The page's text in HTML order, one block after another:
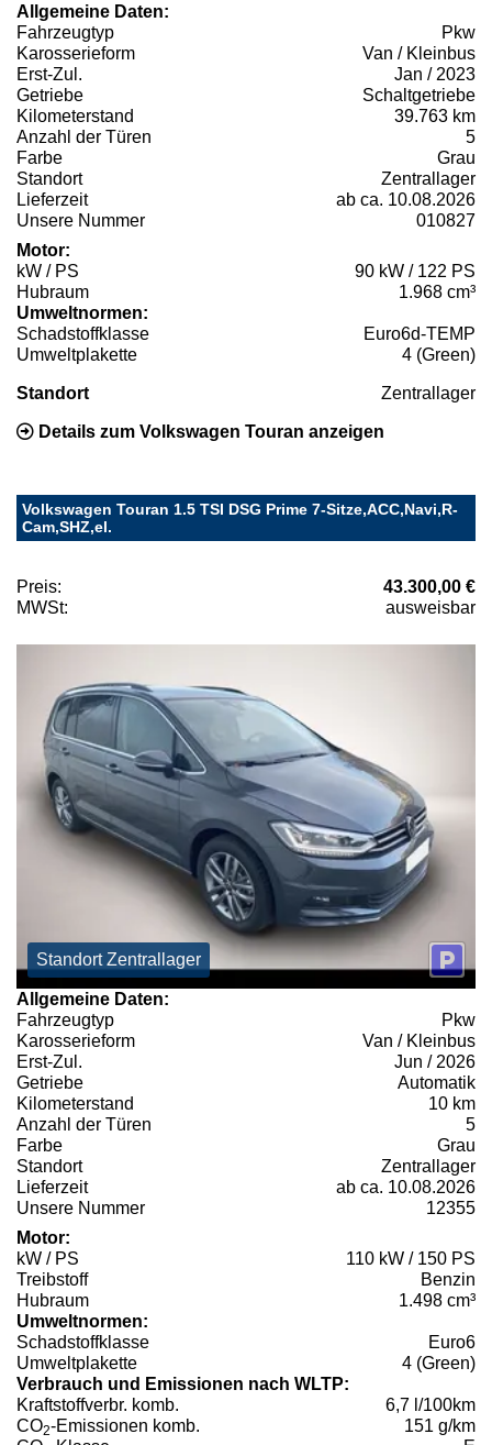
Allgemeine Daten:
Fahrzeugtyp
Pkw
Karosserieform
Van / Kleinbus
Erst-Zul.
Jan / 2023
Getriebe
Schaltgetriebe
Kilometerstand
39.763 km
Anzahl der Türen
5
Farbe
Grau
Standort
Zentrallager
Lieferzeit
ab ca. 10.08.2026
Unsere Nummer
010827
Motor:
kW / PS
90 kW / 122 PS
Hubraum
1.968 cm³
Umweltnormen:
Schadstoffklasse
Euro6d-TEMP
Umweltplakette
4 (Green)
Standort Zentrallager
Details zum Volkswagen Touran anzeigen
Volkswagen Touran 1.5 TSI DSG Prime 7-Sitze,ACC,Navi,R-
Cam,SHZ,el.
Preis:
43.300,00 €
MWSt:
ausweisbar
Standort Zentrallager
Allgemeine Daten:
Fahrzeugtyp
Pkw
Karosserieform
Van / Kleinbus
Erst-Zul.
Jun / 2026
Getriebe
Automatik
Kilometerstand
10 km
Anzahl der Türen
5
Farbe
Grau
Standort
Zentrallager
Lieferzeit
ab ca. 10.08.2026
Unsere Nummer
12355
Motor:
kW / PS
110 kW / 150 PS
Treibstoff
Benzin
Hubraum
1.498 cm³
Umweltnormen:
Schadstoffklasse
Euro6
Umweltplakette
4 (Green)
Verbrauch und Emissionen nach WLTP:
Kraftstoffverbr. komb.
6,7 l/100km
CO2-Emissionen komb.
151 g/km